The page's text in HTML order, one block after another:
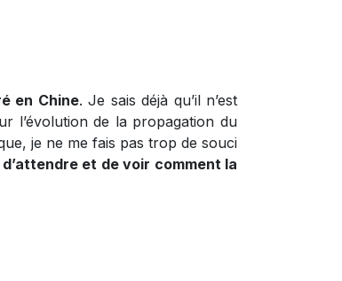
en Chine. Je sais déjà qu’il n’est
l’évolution de la propagation du
je ne me fais pas trop de souci
d’attendre et de voir comment la